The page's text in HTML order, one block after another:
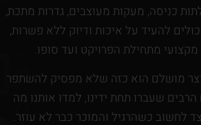
כניסה, מעקות מעוצבים, גדרות מתכת,
להעיד על איכות ודיוק ללא פשרות,
מקצועי מתחילת הפרויקט ועד סופו.
מושלם הוא כזה שלא מפסיק להשתפר
שעברו תחת ידינו, למדו אותנו מה
לחשוב כשהרגיל והמוכר כבר לא עוזר.